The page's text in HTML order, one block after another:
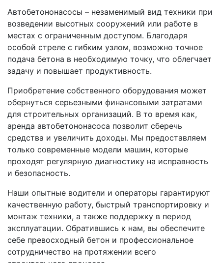
Автобетононасосы – незаменимый вид техники при
возведении высотных сооружений или работе в
местах с ограниченным доступом. Благодаря
особой стреле с гибким узлом, возможно точное
подача бетона в необходимую точку, что облегчает
задачу и повышает продуктивность.
Приобретение собственного оборудования может
обернуться серьезными финансовыми затратами
для строительных организаций. В то время как,
аренда автобетононасоса позволит сберечь
средства и увеличить доходы. Мы предоставляем
только современные модели машин, которые
проходят регулярную диагностику на исправность
и безопасность.
Наши опытные водители и операторы гарантируют
качественную работу, быстрый транспортировку и
монтаж техники, а также поддержку в период
эксплуатации. Обратившись к нам, вы обеспечите
себе превосходный бетон и профессиональное
сотрудничество на протяжении всего